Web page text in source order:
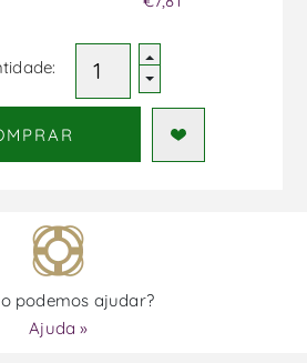
podemos ajudar?
Ajuda »